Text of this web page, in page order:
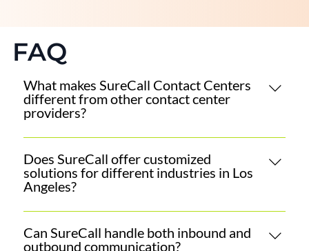
FAQ
What makes SureCall Contact Centers
different from other contact center
providers?
SureCall stands out for its personalized approach,
advanced technology, and purpose-driven
philosophy. We don’t just manage calls we design
end-to-end communication strategies that
enhance customer satisfaction and operational
Does SureCall offer customized
solutions for different industries in Los
Angeles?
Yes, our services are fully customizable. From
retail and healthcare to technology and logistics,
Can SureCall handle both inbound and
outbound communication?